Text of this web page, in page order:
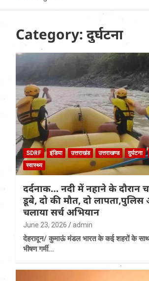
Uttarakhand
Hindi
Category: दुर्घटना
SDRF इंडिया उत्तराखंड उत्तराखण्ड दुर्घटना
स्वास्थ्य
दर्दनाक… नदी में नहाने के दौरान
डूबे, दो की मौत, दो
चलाया सर्च अभियान
June 23, 2026 admin
देहरादून/ कुमाऊं मंडल भारत के कई शहरों के साथ
भीषण गर्मी…